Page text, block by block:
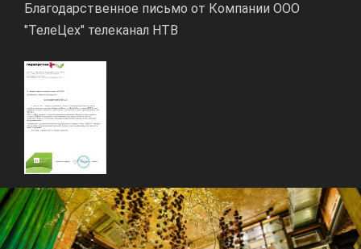
Благодарственное письмо от Компании ООО
"ТелеЦех" телеканал НТВ